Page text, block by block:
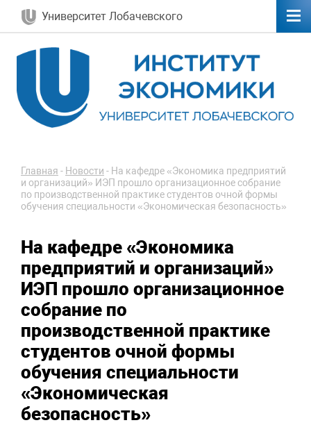
Университет Лобачевского
Главная - Новости - На кафедре «Экономика предприятий
и организаций» ИЭП прошло организационное собрание
по производственной практике студентов очной формы
обучения специальности «Экономическая безопасность»
На кафедре «Экономика
предприятий и организаций»
ИЭП прошло организационное
собрание по
производственной практике
студентов очной формы
обучения специальности
«Экономическая
безопасность»